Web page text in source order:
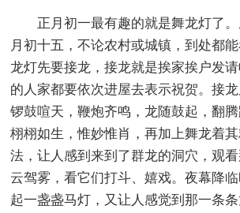
正月初一最有趣的就是舞龙灯了。
月初十五，不论农村或城镇，到处都
龙灯先要接龙，接龙就是挨家挨户发
的人家都要依次进屋去表示祝贺。接龙
锣鼓喧天，鞭炮齐鸣，龙随鼓起，翻
栩栩如生，惟妙惟肖，再加上舞龙着
法，让人感到来到了群龙的洞穴，观
云驾雾，看它们打斗、嬉戏。夜幕降
起一盏盏马灯，又让人感觉到那一条条